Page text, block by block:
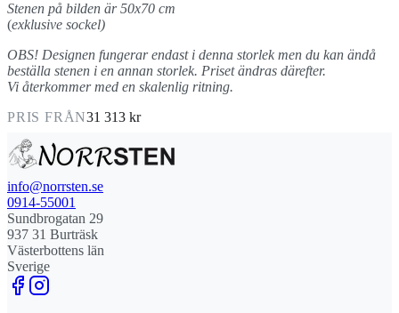
Stenen på bilden är 50x70 cm
(exklusive sockel)
OBS! Designen fungerar endast i denna storlek men du kan ändå
beställa stenen i en annan storlek. Priset ändras därefter.
Vi återkommer med en skalenlig ritning.
PRIS FRÅN31 313 kr
info@norrsten.se
0914-55001
Sundbrogatan 29
937 31 Burträsk
Västerbottens län
Sverige